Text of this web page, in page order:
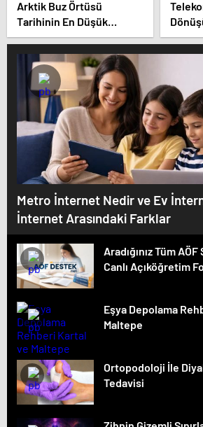
Arktik Buz Örtüsü
Tarihinin En Düşük
Seviyesinde
Metro İnternet Nedir ve Ev
İnternet Arasındaki Farklar
Aradığınız Tüm
Canlı Açıköğretim
Eşya Depolama
Maltepe
Ortopodoloji İle
Tedavisi